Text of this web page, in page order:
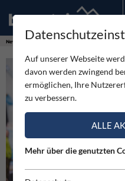
News Kilian Fischhuber holt
Auf unserer Webseite
davon werden zwingend
ermöglichen, Ihre
zu verbessern.
ALLE
Mehr über die genutzten